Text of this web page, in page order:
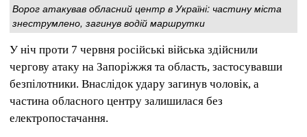
Ворог атакував обласний центр в Україні: частину міста
знеструмлено, загинув водій маршрутки
У ніч проти 7 червня російські війська здійснили
чергову атаку на Запоріжжя та область, застосувавши
безпілотники. Внаслідок удару загинув чоловік, а
частина обласного центру залишилася без
електропостачання.